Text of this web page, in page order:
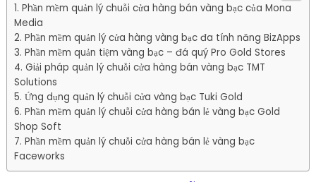
Phần mềm quản lý chuỗi cửa hàng bán vàng bạc của Mona
Media
Phần mềm quản lý cửa hàng vàng bạc đa tính năng BizApps
Phần mềm quản tiệm vàng bạc – đá quý Pro Gold Stores
Giải pháp quản lý chuỗi cửa hàng bán vàng bạc TMT
Solutions
Ứng dụng quản lý chuỗi cửa vàng bạc Tuki Gold
Phần mềm quản lý chuỗi cửa hàng bán lẻ vàng bạc Gold
Shop Soft
Phần mềm quản lý chuỗi cửa hàng bán lẻ vàng bạc
Faceworks